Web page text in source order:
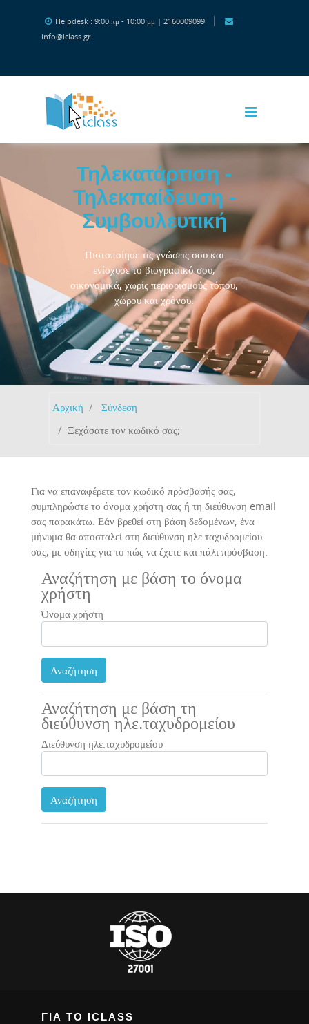
Helpdesk : 9:00 πμ - 10:00 μμ | 2160009099
info@iclass.gr
Τηλεκατάρτιση -
Τηλεκπαίδευση -
Συμβουλευτική
Πιστοποίησε τις γνώσεις σου και
ενίσχυσε το βιογραφικό σου,
οικονομικά, χωρίς περιορισμούς τόπου,
χώρου και χρόνου.
Αρχική
Σύνδεση
Ξεχάσατε τον κωδικό σας;
Για να επαναφέρετε τον κωδικό πρόσβασής σας,
συμπληρώστε το όνομα χρήστη σας ή τη διεύθυνση email
σας παρακάτω. Εάν βρεθεί στη βάση δεδομένων, ένα
μήνυμα θα αποσταλεί στη διεύθυνση ηλε.ταχυδρομείου
σας, με οδηγίες για το πώς να έχετε και πάλι πρόσβαση.
Αναζήτηση με βάση το όνομα
χρήστη
Όνομα χρήστη
Αναζήτηση με βάση τη
διεύθυνση ηλε.ταχυδρομείου
Διεύθυνση ηλε.ταχυδρομείου
ΓΙΑ ΤΟ ICLASS